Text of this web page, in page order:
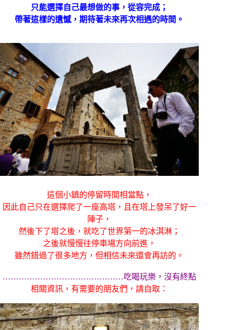
只能選擇自己最想做的事，從容完成；
帶著這樣的遺憾，期待著未來再次相遇的時間。
這個小鎮的停留時間相當點，
因此自己只在選擇爬了一座高塔，且在塔上發呆了好一
陣子，
然後下了塔之後，就吃了世界第一的冰淇淋；
之後就慢慢往停車場方向前進，
雖然錯過了很多地方，但相信未來還會再訪的。
………………………………………吃喝玩樂，沒有終點
相關資訊，有需要的朋友們，請自取：